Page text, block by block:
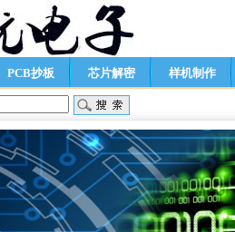
PCB抄板 芯片解密 样机制作